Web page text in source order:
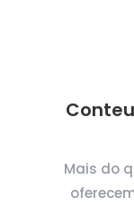
Mais do